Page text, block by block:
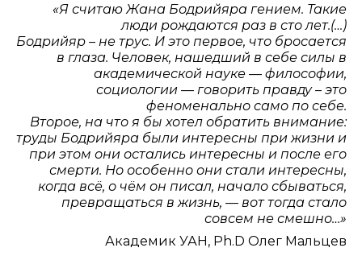
«Я считаю Жана Бодрийяра гением. Такие
люди рождаются раз в сто лет.(…)
Бодрийяр – не трус. И это первое, что бросается
в глаза. Человек, нашедший в себе силы в
академической науке — философии,
социологии — говорить правду – это
феноменально само по себе.
Второе, на что я бы хотел обратить внимание:
труды Бодрийяра были интересны при жизни и
при этом они остались интересны и после его
смерти. Но особенно они стали интересны,
когда всё, о чём он писал, начало сбываться,
превращаться в жизнь, — вот тогда стало
совсем не смешно…»
Академик УАН, Ph.D Олег Мальцев